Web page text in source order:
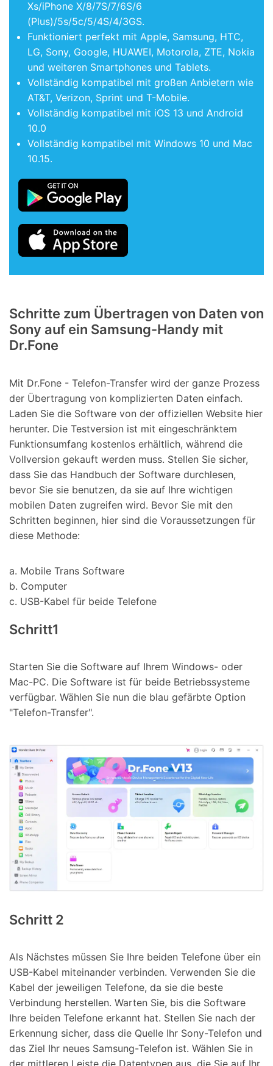
Xs/iPhone X/8/7S/7/6S/6
(Plus)/5s/5c/5/4S/4/3GS.
Funktioniert perfekt mit Apple, Samsung, HTC,
LG, Sony, Google, HUAWEI, Motorola, ZTE, Nokia
und weiteren Smartphones und Tablets.
Vollständig kompatibel mit großen Anbietern wie
AT&T, Verizon, Sprint und T-Mobile.
Vollständig kompatibel mit iOS 13 und Android
10.0
Vollständig kompatibel mit Windows 10 und Mac
10.15.
Schritte zum Übertragen von Daten von
Sony auf ein Samsung-Handy mit
Dr.Fone
Mit Dr.Fone - Telefon-Transfer wird der ganze Prozess
der Übertragung von komplizierten Daten einfach.
Laden Sie die Software von der offiziellen Website hier
herunter. Die Testversion ist mit eingeschränktem
Funktionsumfang kostenlos erhältlich, während die
Vollversion gekauft werden muss. Stellen Sie sicher,
dass Sie das Handbuch der Software durchlesen,
bevor Sie sie benutzen, da sie auf Ihre wichtigen
mobilen Daten zugreifen wird. Bevor Sie mit den
Schritten beginnen, hier sind die Voraussetzungen für
diese Methode:
a. Mobile Trans Software
b. Computer
c. USB-Kabel für beide Telefone
Schritt1
Starten Sie die Software auf Ihrem Windows- oder
Mac-PC. Die Software ist für beide Betriebssysteme
verfügbar. Wählen Sie nun die blau gefärbte Option
"Telefon-Transfer".
Schritt 2
Als Nächstes müssen Sie Ihre beiden Telefone über ein
USB-Kabel miteinander verbinden. Verwenden Sie die
Kabel der jeweiligen Telefone, da sie die beste
Verbindung herstellen. Warten Sie, bis die Software
Ihre beiden Telefone erkannt hat. Stellen Sie nach der
Erkennung sicher, dass die Quelle Ihr Sony-Telefon und
das Ziel Ihr neues Samsung-Telefon ist. Wählen Sie in